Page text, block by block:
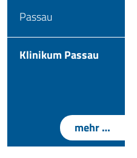
Passau
Klinikum Passau
mehr …